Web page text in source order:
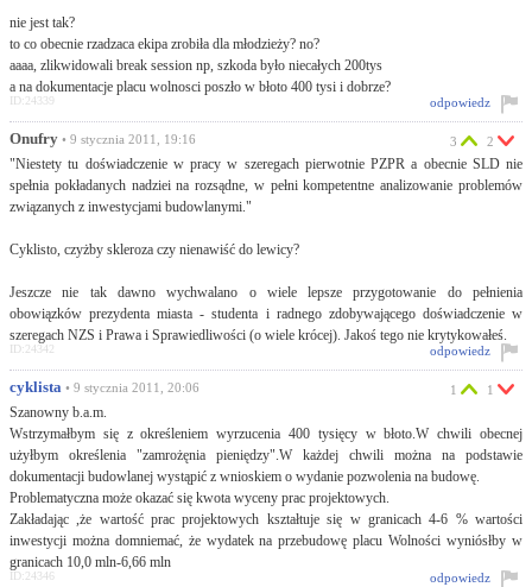
nie jest tak?
to co obecnie rzadzaca ekipa zrobiła dla młodzieży? no?
aaaa, zlikwidowali break session np, szkoda było niecałych 200tys
a na dokumentacje placu wolnosci poszło w błoto 400 tysi i dobrze?
odpowiedz
ID:24339
Onufry • 9 stycznia 2011, 19:16
"Niestety tu doświadczenie w pracy w szeregach pierwotnie PZPR a obecnie SLD nie
spełnia pokładanych nadziei na rozsądne, w pełni kompetentne analizowanie problemów
związanych z inwestycjami budowlanymi."
Cyklisto, czyżby skleroza czy nienawiść do lewicy?
Jeszcze nie tak dawno wychwalano o wiele lepsze przygotowanie do pełnienia
obowiązków prezydenta miasta - studenta i radnego zdobywającego doświadczenie w
szeregach NZS i Prawa i Sprawiedliwości (o wiele krócej). Jakoś tego nie krytykowałeś.
3 2
odpowiedz
ID:24342
cyklista • 9 stycznia 2011, 20:06
Szanowny b.a.m.
Wstrzymałbym się z określeniem wyrzucenia 400 tysięcy w błoto.W chwili obecnej
użyłbym określenia "zamrożęnia pieniędzy".W każdej chwili można na podstawie
dokumentacji budowlanej wystąpić z wnioskiem o wydanie pozwolenia na budowę.
Problematyczna może okazać się kwota wyceny prac projektowych.
Zakładając ,że wartość prac projektowych kształtuje się w granicach 4-6 % wartości
inwestycji można domniemać, że wydatek na przebudowę placu Wolności wyniósłby w
granicach 10,0 mln-6,66 mln
1 1
odpowiedz
ID:24346